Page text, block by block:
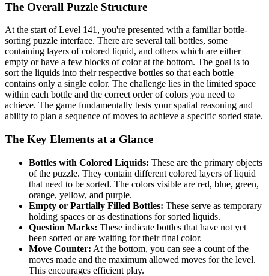
The Overall Puzzle Structure
At the start of Level 141, you're presented with a familiar bottle-
sorting puzzle interface. There are several tall bottles, some
containing layers of colored liquid, and others which are either
empty or have a few blocks of color at the bottom. The goal is to
sort the liquids into their respective bottles so that each bottle
contains only a single color. The challenge lies in the limited space
within each bottle and the correct order of colors you need to
achieve. The game fundamentally tests your spatial reasoning and
ability to plan a sequence of moves to achieve a specific sorted state.
The Key Elements at a Glance
Bottles with Colored Liquids: These are the primary objects
of the puzzle. They contain different colored layers of liquid
that need to be sorted. The colors visible are red, blue, green,
orange, yellow, and purple.
Empty or Partially Filled Bottles: These serve as temporary
holding spaces or as destinations for sorted liquids.
Question Marks: These indicate bottles that have not yet
been sorted or are waiting for their final color.
Move Counter: At the bottom, you can see a count of the
moves made and the maximum allowed moves for the level.
This encourages efficient play.